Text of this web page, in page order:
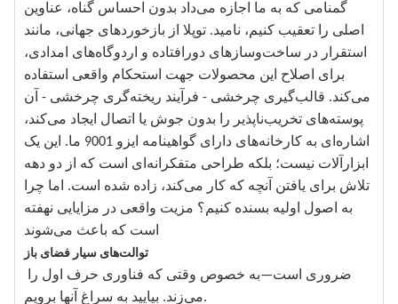
گمنامی که به ما اجازه می‌داد بدون احساس گناه، عناوین
اصلی را تعقیب کنیم، نامید. توپلا از بازخوردهای جهانی، مانند
استقرار در ساخت‌وسازهای دورافتاده و اردوگاه‌های امدادی،
برای اصلاح این محصولات جهت استحکام واقعی استفاده
می‌کند. قالب‌گیری چرخشی - فرآیند ریخته‌گری چرخشی - آن
پوسته‌های تخریب‌ناپذیر را بدون جوش یا اتصال ایجاد می‌کند،
اشاره‌ای به کارخانه‌های دارای گواهینامه ایزو 9001 ما. این یک
ابزارآلات نیست؛ بلکه طراحی متفکرانه‌ای است که از دو دهه
تلاش برای یافتن آنچه که کار می‌کند، زاده شده است. اما چرا
به اصول اولیه بسنده کنیم؟ مزیت واقعی در مزایایی نهفته
است که باعث می‌شوند
توالت‌های سیار فضای باز
می‌زند. بیایید به سراغ آنها برویم.